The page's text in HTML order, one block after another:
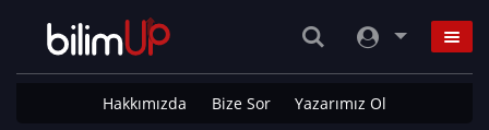
Hakkımızda Bize Sor Yazarımız Ol